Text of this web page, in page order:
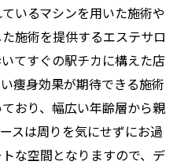
いるマシンを用いた施術や
施術を提供するエステサロ
てすぐの駅チカに構えた店
痩身効果が期待できる施術
おり、幅広い年齢層から親
スは周りを気にせずにお過
な空間となりますので、デ